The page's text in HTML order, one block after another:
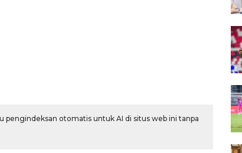
otomatis untuk AI di situs web ini tanpa